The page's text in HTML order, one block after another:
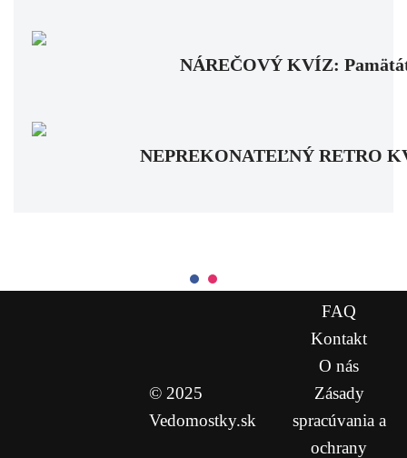
NÁREČOVÝ KVÍZ:
NEPREKONATEĽNÝ RETRO
© 2025
Vedomostky.sk
FAQ
Kontakt
O nás
Zásady
spracúvania a
ochrany